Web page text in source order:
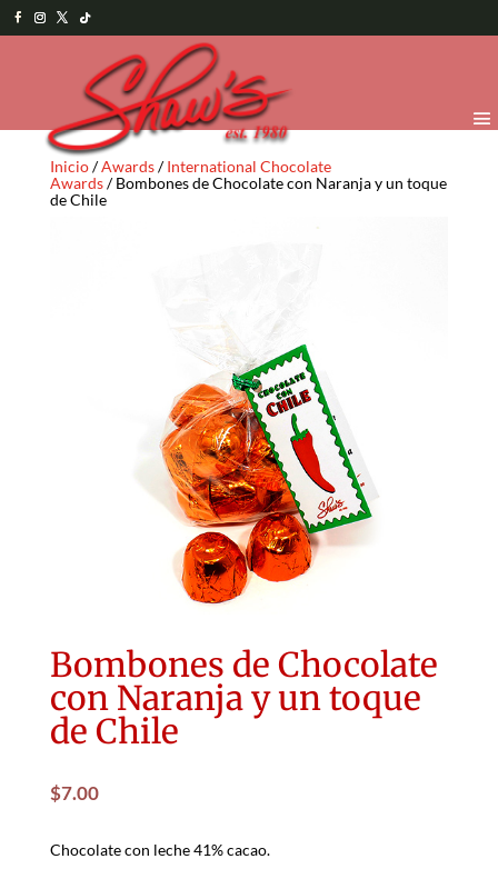
Inicio/Awards/International Chocolate
Awards/ Bombones de Chocolate con Naranja y un toque
de Chile
Bombones de Chocolate
con Naranja y un toque
de Chile
$7.00
Chocolate con leche 41% cacao.